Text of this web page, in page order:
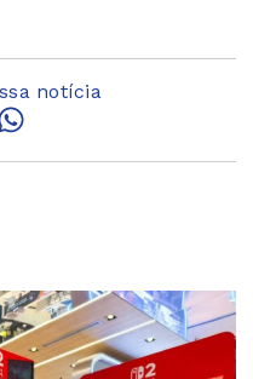
notícia